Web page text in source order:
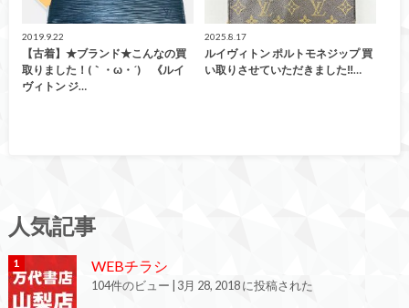
2019.9.22
【古着】★ブランド★こんなの買
取りました！(｀・ω・´)ゞ《ルイ
ヴィトン ジ…
2025.8.17
ルイヴィトン ポルトモネジップ 買
い取りさせていただきました‼…
人気記事
WEBチラシ
104件のビュー 3月 28, 2018 に投稿された